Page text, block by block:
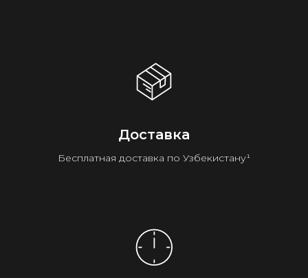
Доставка
Бесплатная доставка по Узбекистану¹